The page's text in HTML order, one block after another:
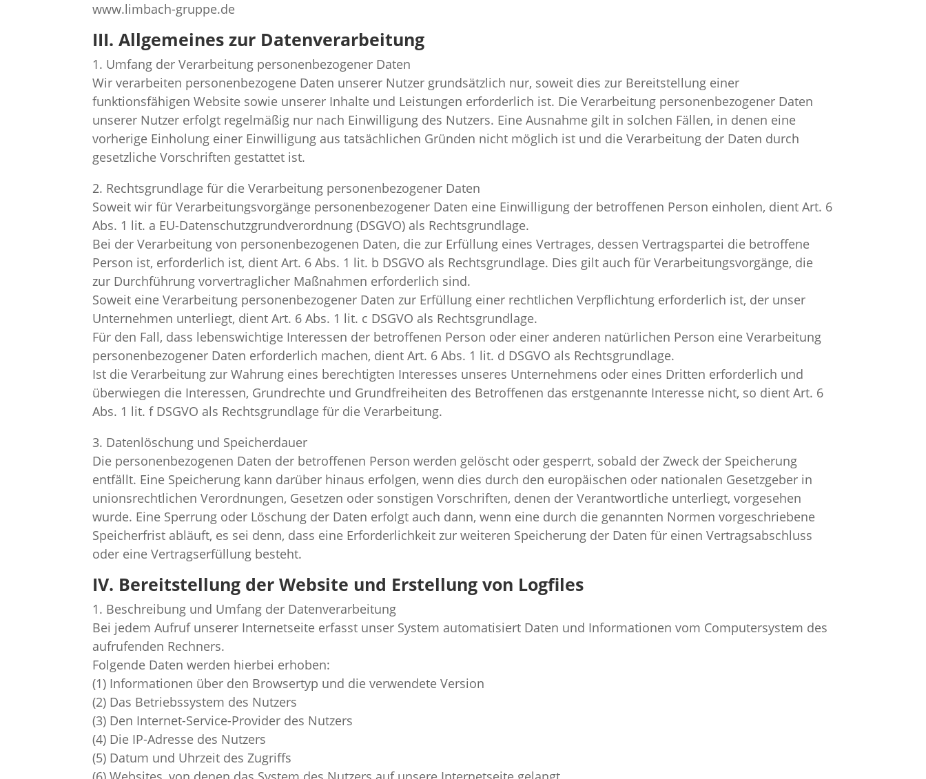
www.limbach-gruppe.de
III. Allgemeines zur Datenverarbeitung
1. Umfang der Verarbeitung personenbezogener Daten
Wir verarbeiten personenbezogene Daten unserer Nutzer grundsätzlich nur, soweit dies zur Bereitstellung einer
funktionsfähigen Website sowie unserer Inhalte und Leistungen erforderlich ist. Die Verarbeitung personenbezogener Daten
unserer Nutzer erfolgt regelmäßig nur nach Einwilligung des Nutzers. Eine Ausnahme gilt in solchen Fällen, in denen eine
vorherige Einholung einer Einwilligung aus tatsächlichen Gründen nicht möglich ist und die Verarbeitung der Daten durch
gesetzliche Vorschriften gestattet ist.
2. Rechtsgrundlage für die Verarbeitung personenbezogener Daten
Soweit wir für Verarbeitungsvorgänge personenbezogener Daten eine Einwilligung der betroffenen Person einholen, dient Art. 6
Abs. 1 lit. a EU-Datenschutzgrundverordnung (DSGVO) als Rechtsgrundlage.
Bei der Verarbeitung von personenbezogenen Daten, die zur Erfüllung eines Vertrages, dessen Vertragspartei die betroffene
Person ist, erforderlich ist, dient Art. 6 Abs. 1 lit. b DSGVO als Rechtsgrundlage. Dies gilt auch für Verarbeitungsvorgänge, die
zur Durchführung vorvertraglicher Maßnahmen erforderlich sind.
Soweit eine Verarbeitung personenbezogener Daten zur Erfüllung einer rechtlichen Verpflichtung erforderlich ist, der unser
Unternehmen unterliegt, dient Art. 6 Abs. 1 lit. c DSGVO als Rechtsgrundlage.
Für den Fall, dass lebenswichtige Interessen der betroffenen Person oder einer anderen natürlichen Person eine Verarbeitung
personenbezogener Daten erforderlich machen, dient Art. 6 Abs. 1 lit. d DSGVO als Rechtsgrundlage.
Ist die Verarbeitung zur Wahrung eines berechtigten Interesses unseres Unternehmens oder eines Dritten erforderlich und
überwiegen die Interessen, Grundrechte und Grundfreiheiten des Betroffenen das erstgenannte Interesse nicht, so dient Art. 6
Abs. 1 lit. f DSGVO als Rechtsgrundlage für die Verarbeitung.
3. Datenlöschung und Speicherdauer
Die personenbezogenen Daten der betroffenen Person werden gelöscht oder gesperrt, sobald der Zweck der Speicherung
entfällt. Eine Speicherung kann darüber hinaus erfolgen, wenn dies durch den europäischen oder nationalen Gesetzgeber in
unionsrechtlichen Verordnungen, Gesetzen oder sonstigen Vorschriften, denen der Verantwortliche unterliegt, vorgesehen
wurde. Eine Sperrung oder Löschung der Daten erfolgt auch dann, wenn eine durch die genannten Normen vorgeschriebene
Speicherfrist abläuft, es sei denn, dass eine Erforderlichkeit zur weiteren Speicherung der Daten für einen Vertragsabschluss
oder eine Vertragserfüllung besteht.
IV. Bereitstellung der Website und Erstellung von Logfiles
1. Beschreibung und Umfang der Datenverarbeitung
Bei jedem Aufruf unserer Internetseite erfasst unser System automatisiert Daten und Informationen vom Computersystem des
aufrufenden Rechners.
Folgende Daten werden hierbei erhoben:
(1) Informationen über den Browsertyp und die verwendete Version
(2) Das Betriebssystem des Nutzers
(3) Den Internet-Service-Provider des Nutzers
(4) Die IP-Adresse des Nutzers
(5) Datum und Uhrzeit des Zugriffs